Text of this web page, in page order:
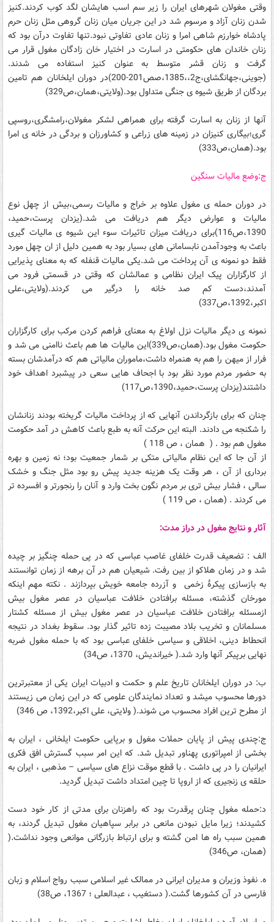
وقتی مغولان شهرهای ایران را زیر سم اسب هایشان لگد کوب کردند.کنیز
شدن زنان آزاد و مرسوم شد در این جریان میان زنان گروهی مثل زنان حرم
پادشاه خوارزم شاهی امرا و زنان عادی تفاوتی نبود.تنها تفاوت درآن بود که
زنان خاندان های حکومتی در اسارت در اختیار خان زادگان مغول قرار می
گرفت و زنان قشر متوسط به عنوان کنیز استفاده می شدند.
(جوینی،جهانگشای،ج2،،1385،صص201-200)در دوران ایلخانان هم تامین
بردگان از طریق شیوه ی جنگی متداول بود.(ولایتی،همان،ص329)
آنها از زنان به اسارت گرفته برای همراهی لشکر مغولان،رامشگری،روسپی
گری؛بیگاری کنیزان در زمینه های زراعی و کشاورزان و بردگی در خانه ی امرا
بود.(همان،ص333)
ج:وضع مالیات سنگین
در دوران حمله ی مغول علاوه بر خراج و مالیات رسمی،بیش از چهل نوع
مالیات و عوارض دیگر هم دریافت می شد.(یزدان پرست،حمید،
1390،ص116)برای دریافت میزان تاثیرات سوء این شیوه ی مالیات گیری
باعث به وجودآمدن نابسامانی های بسیار بود به همین دلیل از ان چهل مورد
فقط دو نمونه ی آن پرداخت می شد.یکی مالیات قنفله که به معنای پذیرایی
از کارگزاران پیک ایران نظامی و عمالشان که وقتی در قسمتی فرود می
آمدند،دست کم صد خانه را درگیر می کردند.(ولایتی،علی
اکبر،1392،ص337)
نمونه ی دیگر مالیات نزل اولاغ به معنای فراهم کردن مرکب برای کارگزاران
حکومت مغول بود.(همان،ص339)این مالیات ها هم باعث ناامنی می شد و
فرار از میهن را هم به هنمراه داشت،ماموران مالیاتی هم که درآمدشان بسته
به حضور مردم مورد نظر بود با اجحاف هایی سعی در پیشبرد اهداف خود
داشتند(یزدان پرست،حمید،1390،ص117)
چنان که برای بازگرداندن آنهایی که از پرداخت مالیات گریخته بودند زنانشان
را شکنجه می دادند. البته این حرکت آنه به طبع باعث کاهش در آمد حکومت
مغول هم بود . ( همان ، ص 118 )
از آن جا که این نظام مالیاتی متکی بر شمار جمعیت بود؛ نه زمین و بهره
برداری از آن ، هر وقت یک هزینه جدید پیش رو بود مثل جنگ و خشک
سالی ، فشار بیش تری بر مردم نگون بخت وارد و آنان را رنجورتر و افسرده تر
می کردند . (همان ، ص 119 )
آثار و نتایج مغول در دراز مدت:
الف : تضعیف قدرت خلفای غاصب عباسی که در پی حمله چنگیز بر چیده
شد و در زمان هلاکو از بین رفت. شیعیان هم در آن برهه از زمان توانستند
به بازسازی پیکرۀ زخمی و آزرده جامعه خویش بپردازند . نکته مهم اینکه
مورخان گذشته، مسئله برافتادن خلافت عباسیان در عصر مغول بیش
ازمسئله برافتادن خلافت عباسیان در عصر مغول بیش از مسئله کشتار
مسلمانان و تخریب بلاد مصیبت زده تاثیر گذار بود. سقوط بغداد در نتیجه
انحطاط دینی، اخلاقی و سیاسی خلفای عباسی بود که با حمله مغول ضربه
نهایی برپیکر آنها وارد شد.( خیراندیش، 1370، ص34)
ب: در دوران ایلخانان تاریخ علم و حکمت و ادبیات ایران یکی از معتبرترین
دورها محسوب میشد و تعداد نمایندگان علومی که در این زمان می زیستند
از مطرح ترین افراد محسوب می شوند.( ولایتی، علی اکبر،1392، ص 346)
ج:چندی پیش از پایان حملات مغول و برپایی حکومت ایلخانی ، ایران به
بخشی از امپراتوری پهناور تبدیل شد. که این امر سبب گسترش افق فکری
ایرانیان را در پی داشت . با قطع موقت نزاع های سیاسی – مذهبی ، ایران به
حلقه ی زنجیری که از اروپا تا چین امتداد داشت تبدیل گردید.
د:حمله مغول چنان پرقدرت بود که راهزنان برای مدتی از کار خود دست
کشیدند؛ زیرا مایل نبودن مانعی در برابر سپاهیان مغول تبدیل گردند، به
همین سبب راه ها امن گشته و برای ارتباط بازرگانی موانعی وجود نداشت.(
(همان، ص346)
ه. نفوذ وزیران و مدیران ایرانی در ممالک غیر اسلامی سبب رواج اسلام و زبان
فارسی در آن کشورها گشت.( دستغیب ، عبدالعلی ؛ 1367، ص38)